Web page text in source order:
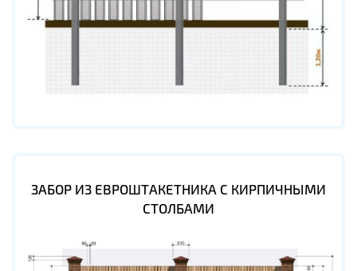
ЗАБОР ИЗ ЕВРОШТАКЕТНИКА С КИРПИЧНЫМИ
СТОЛБАМИ